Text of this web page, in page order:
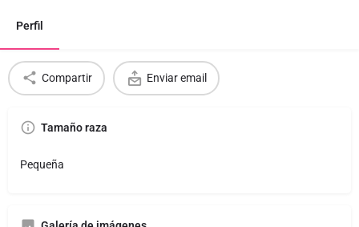
Perfil
Compartir Enviar email
Tamaño raza
Pequeña